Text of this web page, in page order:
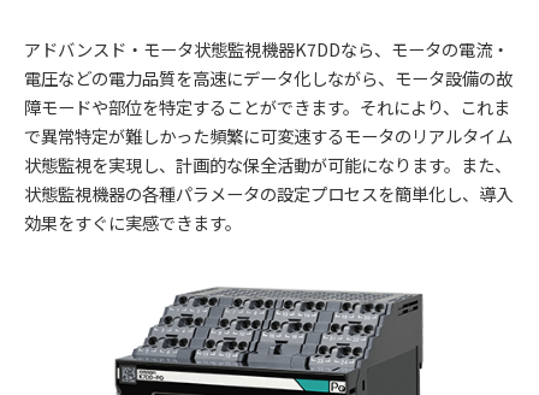
アドバンスド・モータ状態監視機器K7DDなら、モータの電流・
電圧などの電力品質を高速にデータ化しながら、モータ設備の故
障モードや部位を特定することができます。それにより、これま
で異常特定が難しかった頻繁に可変速するモータのリアルタイム
状態監視を実現し、計画的な保全活動が可能になります。また、
状態監視機器の各種パラメータの設定プロセスを簡単化し、導入
効果をすぐに実感できます。